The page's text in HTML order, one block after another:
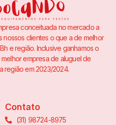
conceituada no mercado a
clientes o que a de melhor
e região. Inclusive ganhamos o
empresa de aluguel de
região em 2023/2024.
Contato
(31) 98724-8975